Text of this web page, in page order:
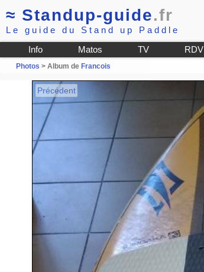
≈ Standup-guide.fr
Le guide du Stand up Paddle
Info Matos TV RDV
Photos > Album de Francois
Précédent